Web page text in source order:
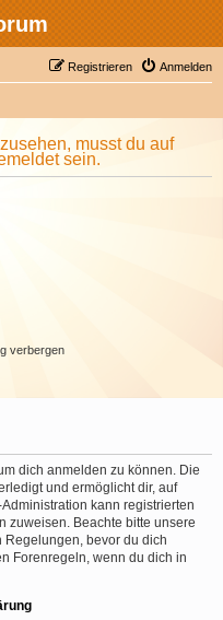
Anmelden
Registrieren
musst du auf
sein.
verbergen
dich anmelden zu können. Die
und ermöglicht dir, auf
kann registrierten
zuweisen. Beachte bitte unsere
bevor du dich
Forenregeln, wenn du dich in